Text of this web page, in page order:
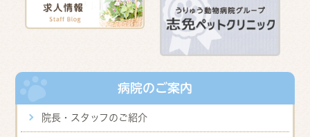
病院のご案内
院長・スタッフのご紹介